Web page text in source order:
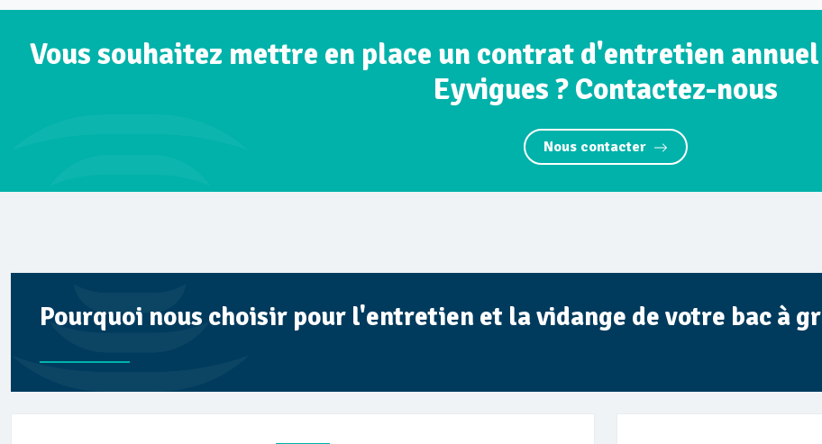
Vous souhaitez mettre en place un contrat d'entretien
Eyvigues ? Contactez-nous
Nous contacter
Pourquoi nous choisir pour l'entretien et la vidange de votre bac à